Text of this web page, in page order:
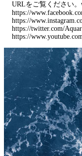
URLをご覧ください。
https://
https://
https://twitter.com/
https://